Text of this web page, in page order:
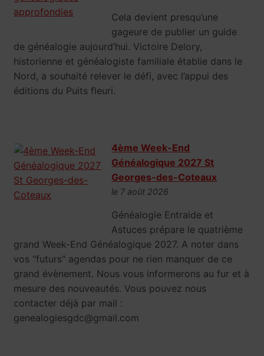
Cela devient presqu’une
gageure de publier un guide
de généalogie aujourd’hui. Victoire Delory,
historienne et généalogiste familiale établie dans le
Nord, a souhaité relever le défi, avec l’appui des
éditions du Puits fleuri.
4ème Week-End
Généalogique 2027 St
Georges-des-Coteaux
le 7 août 2026
Généalogie Entraide et
Astuces prépare le quatrième
grand Week-End Généalogique 2027. A noter dans
vos "futurs" agendas pour ne rien manquer de ce
grand évènement. Nous vous informerons au fur et à
mesure des nouveautés. Vous pouvez nous
contacter déjà par mail :
genealogiesgdc@gmail.com